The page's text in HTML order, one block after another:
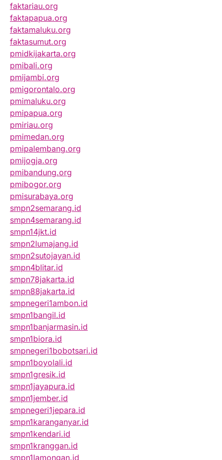
faktariau.org
faktapapua.org
faktamaluku.org
faktasumut.org
pmidkijakarta.org
pmibali.org
pmijambi.org
pmigorontalo.org
pmimaluku.org
pmipapua.org
pmiriau.org
pmimedan.org
pmipalembang.org
pmijogja.org
pmibandung.org
pmibogor.org
pmisurabaya.org
smpn2semarang.id
smpn4semarang.id
smpn14jkt.id
smpn2lumajang.id
smpn2sutojayan.id
smpn4blitar.id
smpn78jakarta.id
smpn88jakarta.id
smpnegeri1ambon.id
smpn1bangil.id
smpn1banjarmasin.id
smpn1biora.id
smpnegeri1bobotsari.id
smpn1boyolali.id
smpn1gresik.id
smpn1jayapura.id
smpn1jember.id
smpnegeri1jepara.id
smpn1karanganyar.id
smpn1kendari.id
smpn1kranggan.id
smpn1lamongan.id